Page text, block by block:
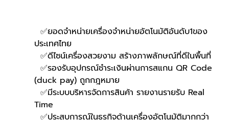
✅ยอดจำหน่ายเครื่องจำหน่ายอัตโนมัติอันดับ1ของ
ประเทศไทย
✅ดีไซน์เครื่องสวยงาม สร้างภาพลักษณ์ที่ดีในพื้นที่
✅รองรับอุปกรณ์ชำระเงินผ่านการสแกน QR Code
(duck pay) ถูกกฎหมาย
✅มีระบบบริหารจัดการสินค้า รายงานรายรับ Real
Time
✅ประสบการณ์ในธุรกิจด้านเครื่องอัตโนมัติมากกว่า